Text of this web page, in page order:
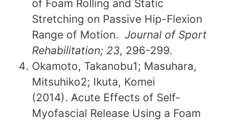
of Foam Rolling and Static
Stretching on Passive Hip-Flexion
Range of Motion. Journal of Sport
Rehabilitation; 23, 296-299.
Okamoto, Takanobu1; Masuhara,
Mitsuhiko2; Ikuta, Komei
(2014). Acute Effects of Self-
Myofascial Release Using a Foam